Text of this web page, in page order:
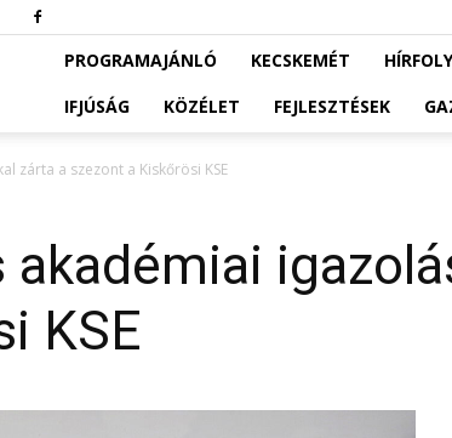
PROGRAMAJÁNLÓ KECSKEMÉT
IFJÚSÁG
KÖZÉLET FEJLESZTÉSEK
zárta a szezont a Kiskőrösi KSE
KSE